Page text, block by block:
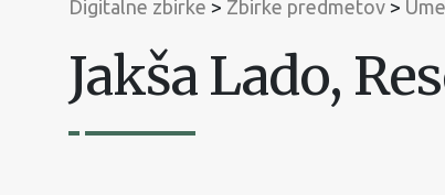
Digitalne zbirke > Zbirke predmetov >
Jakša Lado,